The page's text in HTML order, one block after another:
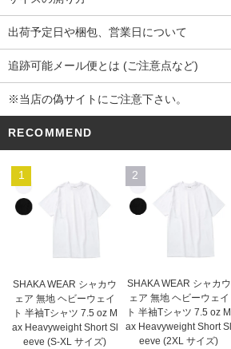
出荷予定日や梱包、営業日について
追跡可能メール便とは (ご注意点など)
※当店の偽サイトにご注意下さい。
RECOMMEND
1
SHAKA WEAR シャカウ
ェア 無地 ヘビーウェイ
ト 半袖Tシャツ 7.5 oz M
ax Heavyweight Short Sl
eeve (S-XL サイズ)
2
SHAKA WEAR シャカウ
ェア 無地 ヘビーウェイ
ト 半袖Tシャツ 7.5 oz M
ax Heavyweight Short Sl
eeve (2XL サイズ)